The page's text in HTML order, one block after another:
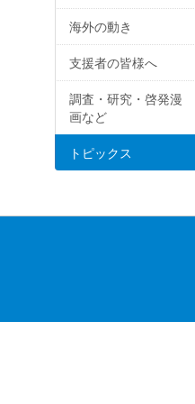
海外の動き
支援者の皆様へ
調査・研究・啓発漫
画など
トピックス